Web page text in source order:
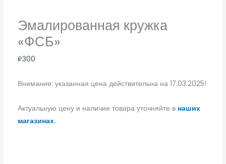
Эмалированная кружка
«ФСБ»
₽300
Внимание: указанная цена действительна на 17.03.2025!
Актуальную цену и наличие товара уточняйте в наших
магазинах.